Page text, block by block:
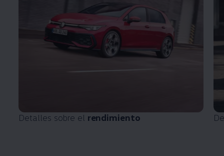
Detalles sobre el rendimiento